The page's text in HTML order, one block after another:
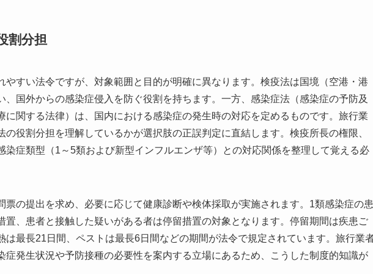
割分担
やすい法令ですが、対象範囲と目的が明確に異なります。検疫法は国境（空港・港
、国外からの感染症侵入を防ぐ役割を持ちます。一方、感染症法（感染症の予防及
に関する法律）は、国内における感染症の発生時の対応を定めるものです。旅行業
の役割分担を理解しているかが選択肢の正誤判定に直結します。検疫所長の権限、
染症類型（1～5類および新型インフルエンザ等）との対応関係を整理して覚える必
票の提出を求め、必要に応じて健康診断や検体採取が実施されます。1類感染症の患
置、患者と接触した疑いがある者は停留措置の対象となります。停留期間は疾患ご
は最長21日間、ペストは最長6日間などの期間が法令で規定されています。旅行業
症発生状況や予防接種の必要性を案内する立場にあるため、こうした制度的知識が